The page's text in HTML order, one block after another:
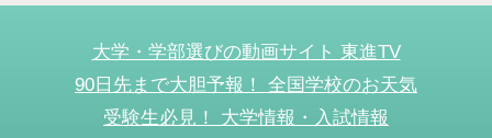
大学・学部選びの動画サイト 東進TV
90日先まで大胆予報！ 全国学校のお天気
受験生必見！ 大学情報・入試情報